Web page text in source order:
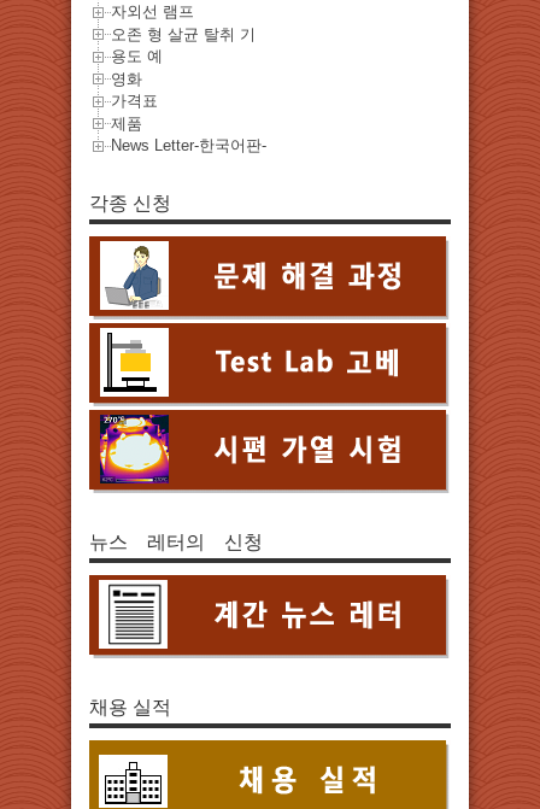
자외선 램프
오존 형 살균 탈취 기
용도 예
영화
가격표
제품
News Letter-한국어판-
각종 신청
뉴스 레터의 신청
채용 실적